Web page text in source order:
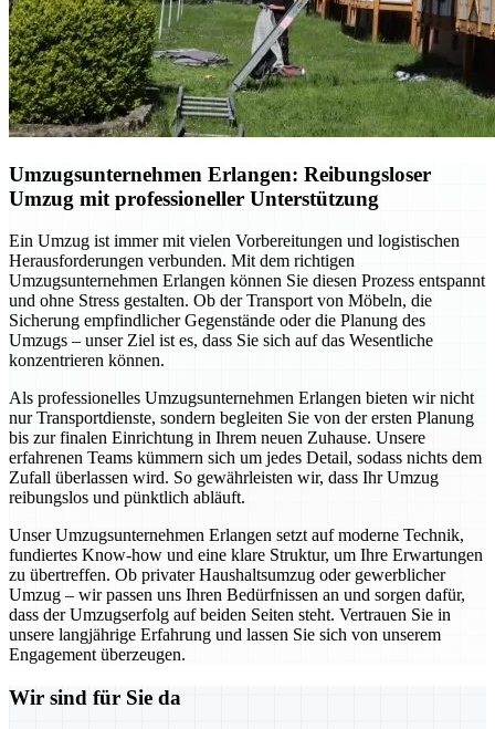
Umzugsunternehmen Erlangen: Reibungsloser
Umzug mit professioneller Unterstützung
Ein Umzug ist immer mit vielen Vorbereitungen und logistischen
Herausforderungen verbunden. Mit dem richtigen
Umzugsunternehmen Erlangen können Sie diesen Prozess entspannt
und ohne Stress gestalten. Ob der Transport von Möbeln, die
Sicherung empfindlicher Gegenstände oder die Planung des
Umzugs – unser Ziel ist es, dass Sie sich auf das Wesentliche
konzentrieren können.
Als professionelles Umzugsunternehmen Erlangen bieten wir nicht
nur Transportdienste, sondern begleiten Sie von der ersten Planung
bis zur finalen Einrichtung in Ihrem neuen Zuhause. Unsere
erfahrenen Teams kümmern sich um jedes Detail, sodass nichts dem
Zufall überlassen wird. So gewährleisten wir, dass Ihr Umzug
reibungslos und pünktlich abläuft.
Unser Umzugsunternehmen Erlangen setzt auf moderne Technik,
fundiertes Know-how und eine klare Struktur, um Ihre Erwartungen
zu übertreffen. Ob privater Haushaltsumzug oder gewerblicher
Umzug – wir passen uns Ihren Bedürfnissen an und sorgen dafür,
dass der Umzugserfolg auf beiden Seiten steht. Vertrauen Sie in
unsere langjährige Erfahrung und lassen Sie sich von unserem
Engagement überzeugen.
Wir sind für Sie da